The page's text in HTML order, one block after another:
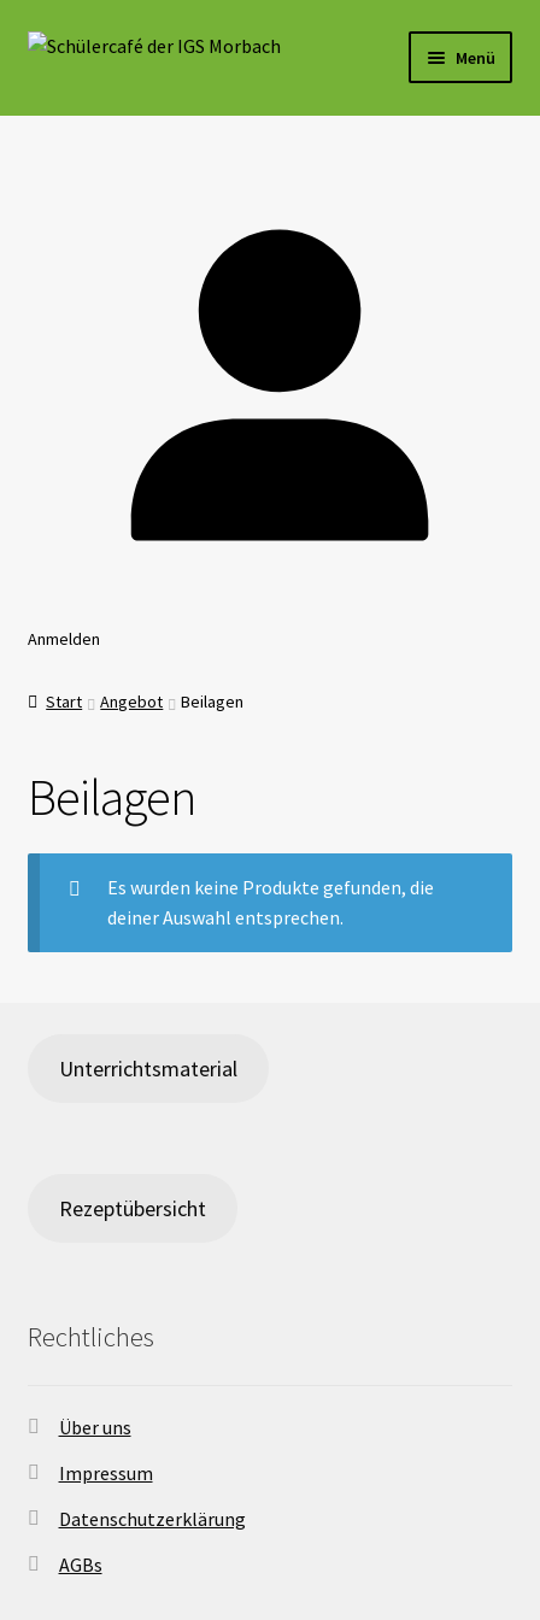
Menü
Aktuelles
Anmelden
Start Angebot Beilagen
Beilagen
Es wurden keine Produkte gefunden, die
deiner Auswahl entsprechen.
Unterrichtsmaterial
Rezeptübersicht
Rechtliches
Über uns
Impressum
Datenschutzerklärung
AGBs